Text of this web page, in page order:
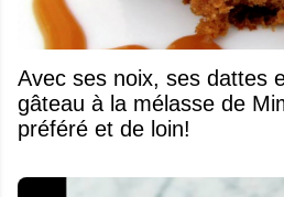
Avec ses noix, ses dattes
gâteau à la mélasse de
préféré et de loin!